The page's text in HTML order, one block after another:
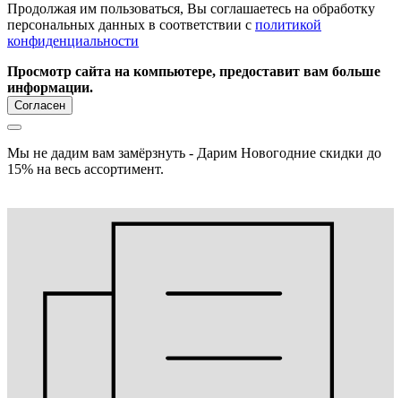
Продолжая им пользоваться, Вы соглашаетесь на обработку
персональных данных в соответствии с политикой
конфиденциальности
Просмотр сайта на компьютере, предоставит вам больше
информации.
Согласен
Мы не дадим вам замёрзнуть - Дарим Новогодние скидки до
15% на весь ассортимент.